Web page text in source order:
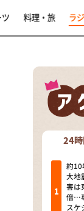
料理・旅 ラ
24時
約10
大地
害は
倍…
スケ